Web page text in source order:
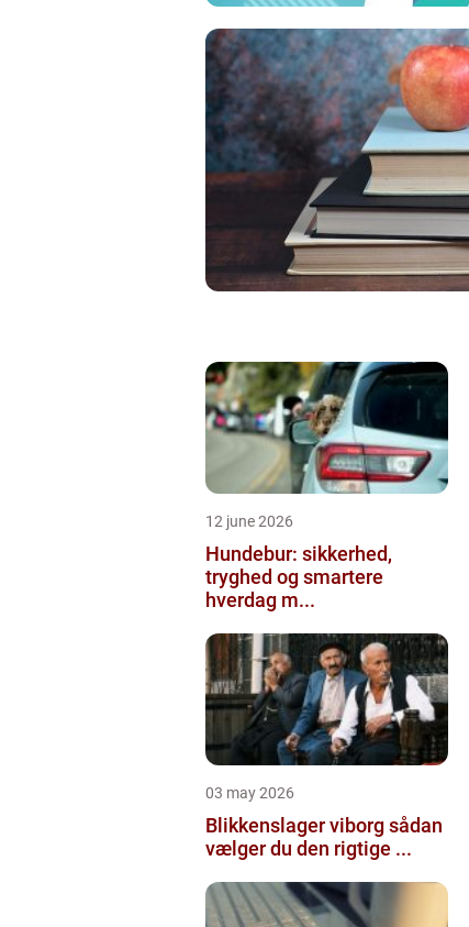
12 june 2026
Hundebur: sikkerhed,
tryghed og smartere
hverdag m...
03 may 2026
Blikkenslager viborg sådan
vælger du den rigtige ...